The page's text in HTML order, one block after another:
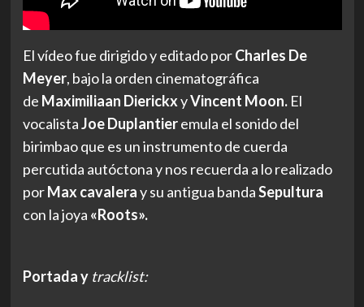
El vídeo fue dirigido y editado porCharles De
Meyer, bajo la orden cinematográfica
de Maximiliaan DierickxyVincent Moon. El
vocalistaJoe Duplantieremula el sonido del
birimbao que es un instrumento de cuerda
percutida autóctona y nos recuerda a lo realizado
porMax cavaleray su antigua bandaSepultura
con la joya «Roots».
Portada y tracklist: